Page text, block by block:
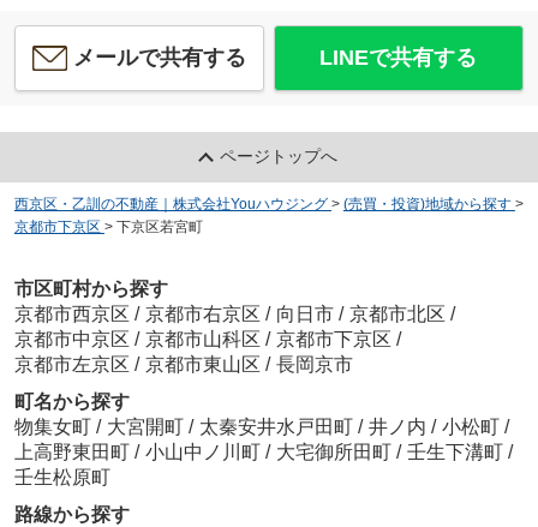
メールで共有する LINEで共有する
ページトップへ
西京区・乙訓の不動産｜株式会社Youハウジング > (売買・投資)地域から探す >
京都市下京区 > 下京区若宮町
市区町村から探す
京都市西京区 / 京都市右京区 / 向日市 / 京都市北区 /
京都市中京区 / 京都市山科区 / 京都市下京区 /
京都市左京区 / 京都市東山区 / 長岡京市
町名から探す
物集女町 / 大宮開町 / 太秦安井水戸田町 / 井ノ内 / 小松町 /
上高野東田町 / 小山中ノ川町 / 大宅御所田町 / 壬生下溝町 /
壬生松原町
路線から探す